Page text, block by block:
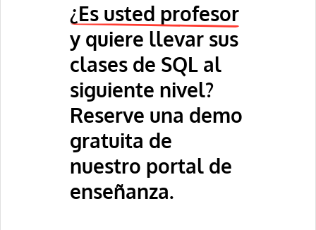
¿Es usted profesor
y quiere llevar sus
clases de SQL al
siguiente nivel?
Reserve una demo
gratuita de
nuestro portal de
enseñanza.